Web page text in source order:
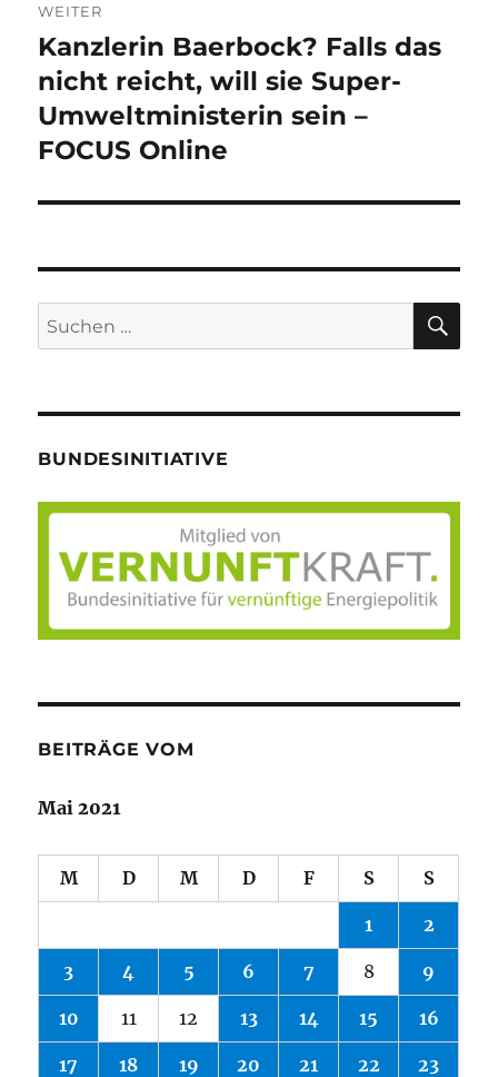
WEITER
Nächster
Beitrag:
Kanzlerin Baerbock? Falls das
nicht reicht, will sie Super-
Umweltministerin sein –
FOCUS Online
Suche
nach:
BUNDESINITIATIVE
BEITRÄGE VOM
Mai 2021
M D M D F S S
1 2
3 4 5 6 7 8 9
10 11 12 13 14 15 16
17 18 19 20 21 22 23